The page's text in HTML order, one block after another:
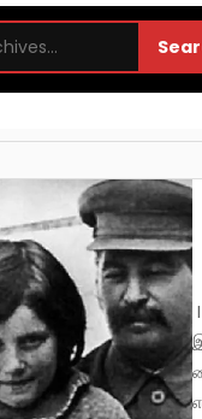
I 1 I – I 2 I – I 3 I – I 4 I – I 5 I மண வாழ்வும் மகப்பேறும் தனது